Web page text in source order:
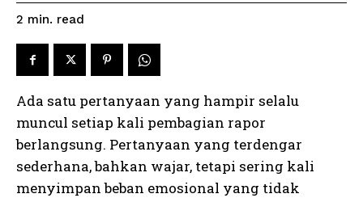
2 min. read
Ada satu pertanyaan yang hampir selalu
muncul setiap kali pembagian rapor
berlangsung. Pertanyaan yang terdengar
sederhana, bahkan wajar, tetapi sering kali
menyimpan beban emosional yang tidak